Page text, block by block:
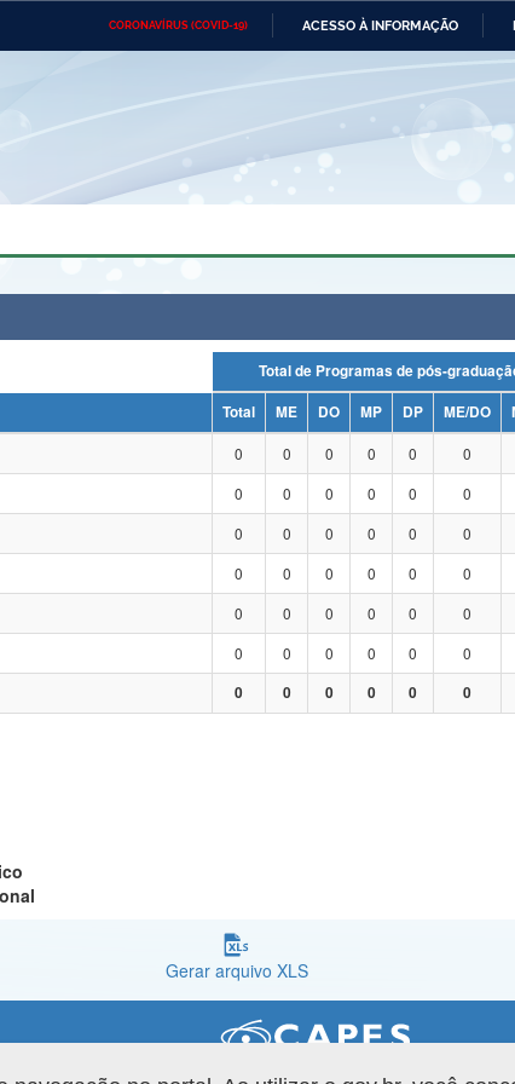
CORONAVÍRUS (COVID-19) ACESSO À INFORMAÇÃO
Ministério das Relações
Ministério do Desenvolvimento
Regional e dos
Advocacia-Geral da União Banco Central do Brasil
Total de Programas de pós-
Total ME DO MP DP ME/DO
0 0 0 0 0 0
0 0 0 0 0 0
0 0 0 0 0 0
0 0 0 0 0 0
0 0 0 0 0 0
0 0 0 0 0 0
0 0 0 0 0 0
Gerar arquivo XLS